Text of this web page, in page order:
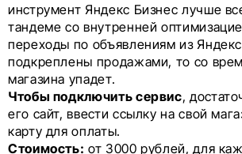
инструмент Яндекс Бизнес лучше
тандеме со внутренней
переходы по объявлениям из
подкреплены продажами, то со
магазина упадет.
Чтобы подключить сервис,
его сайт, ввести ссылку на свой
карту для оплаты.
Стоимость: от 3000 рублей, для